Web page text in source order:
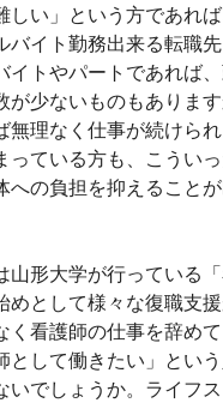
しい」という方であれ
バイト勤務出来る転職
イトやパートであれば
が少ないものもありま
無理なく仕事が続けら
っている方も、こうい
への負担を抑えること
山形大学が行っている
めとして様々な復職支
く看護師の仕事を辞め
として働きたい」とい
いでしょうか。ライフ